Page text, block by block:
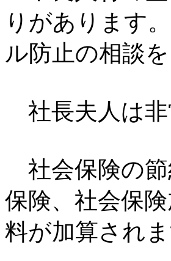
りがあります
ル防止の相談
社長夫人は非
社会保険の節
保険、社会保
料が加算されま